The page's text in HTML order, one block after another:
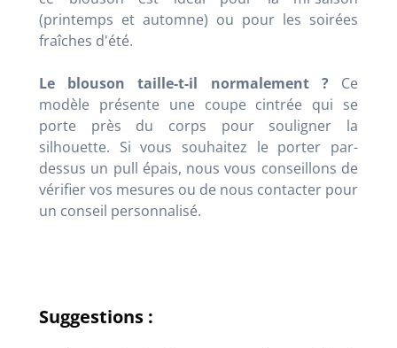
(printemps et automne) ou pour les soirées
fraîches d'été.
Le blouson taille-t-il normalement ?Ce
modèle présente une coupe cintrée qui se
porte près du corps pour souligner la
silhouette. Si vous souhaitez le porter par-
dessus un pull épais, nous vous conseillons de
vérifier vos mesures ou de nous contacter pour
un conseil personnalisé.
Suggestions :